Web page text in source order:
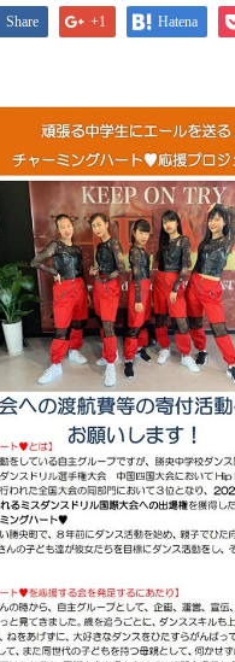
Share +1 Hatena